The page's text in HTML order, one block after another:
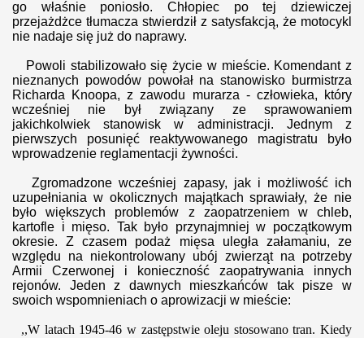
go właśnie poniosło. Chłopiec po tej dziewiczej
przejażdżce tłumacza stwierdził z satysfakcją, że motocykl
nie nadaje się już do naprawy.
Powoli stabilizowało się życie w mieście. Komendant z
nieznanych powodów powołał na stanowisko burmistrza
Richarda Knoopa, z zawodu murarza - człowieka, który
wcześniej nie był związany ze sprawowaniem
jakichkolwiek stanowisk w administracji.
Jednym z
pierwszych posunięć reaktywowanego magistratu było
wprowadzenie reglamentacji żywności.
Zgromadzone wcześniej zapasy, jak i możliwość ich
uzupełniania w okolicznych majątkach sprawiały, że nie
było większych problemów z zaopatrzeniem w chleb,
kartofle i mięso. Tak było przynajmniej w początkowym
okresie. Z czasem podaż mięsa uległa załamaniu, ze
względu na niekontrolowany ubój zwierząt na potrzeby
Armii Czerwonej i konieczność zaopatrywania innych
rejonów. Jeden z dawnych mieszkańców tak pisze w
swoich wspomnieniach o aprowizacji w mieście:
,,W latach 1945-46 w zastępstwie oleju stosowano tran. Kiedy